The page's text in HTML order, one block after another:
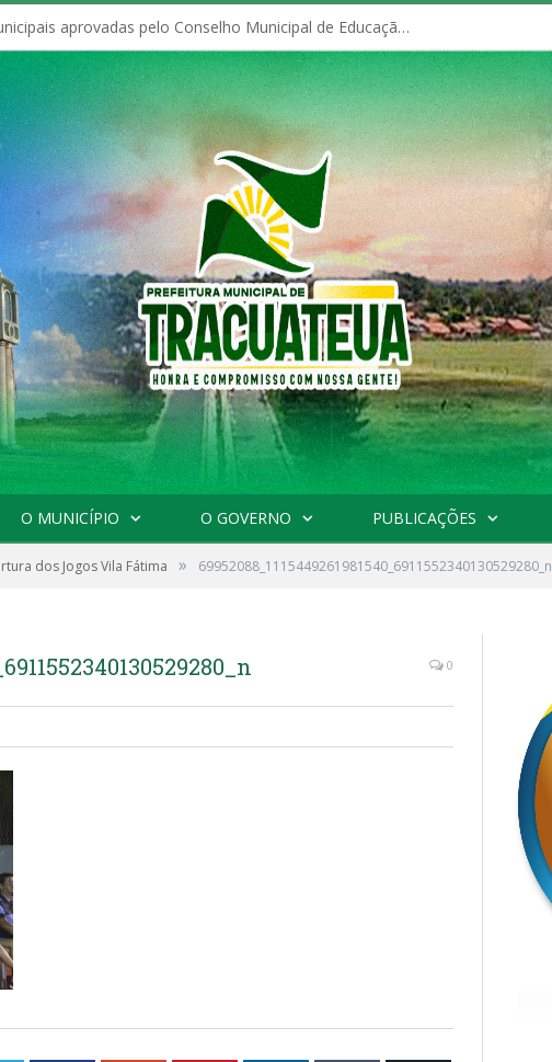
Políticas Municipais aprovadas pelo Conselho Municipal de Educação (CME)
O MUNICÍPIO O GOVERNO PUBLICAÇÕES
dos Jogos Vila Fátima » 69952088_1115449261981540_6911552340130529280_n
0